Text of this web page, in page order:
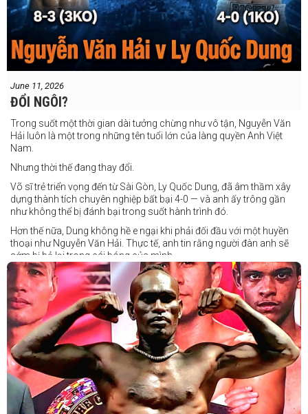
June 11, 2026
ĐỔI NGÔI?
Trong suốt một thời gian dài tưởng chừng như vô tận, Nguyễn Văn
Hải luôn là một trong những tên tuổi lớn của làng quyền Anh Việt
Nam.
Nhưng thời thế đang thay đổi.
Võ sĩ trẻ triển vọng đến từ Sài Gòn, Ly Quốc Dung, đã âm thầm xây
dựng thành tích chuyên nghiệp bất bại 4-0 — và anh ấy trông gần
như không thể bị đánh bại trong suốt hành trình đó.
Hơn thế nữa, Dung không hề e ngại khi phải đối đầu với một huyền
thoại như Nguyễn Văn Hải. Thực tế, anh tin rằng người đàn anh sẽ
sớm bị bỏ lại trong cái bóng của mình.
Dung nói rằng anh quá nhanh, quá khó nắm bắt, và đơn giản là quá
điển trai đối với “Hanoi Hitman”.
Và biết đâu anh ấy đúng.
Chúng ta sẽ có câu trả lời vào Chủ Nhật, ngày 21 tháng 6